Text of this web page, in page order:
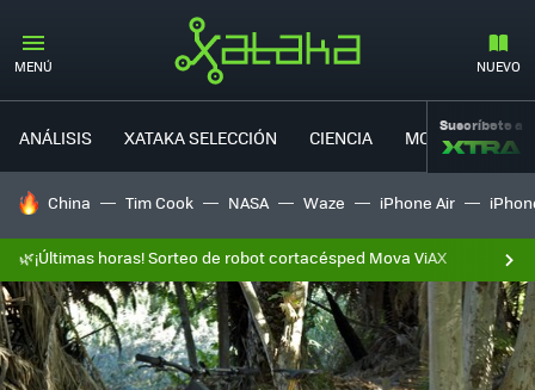
MENÚ NUEVO
ANÁLISIS XATAKA SELECCIÓN CIENCIA MOVILIDAD
Suscríbete a
HOY SE HABLA DE
China Tim Cook NASA Waze iPhone Air
🌿¡Últimas horas! Sorteo de robot cortacésped Mova ViAX